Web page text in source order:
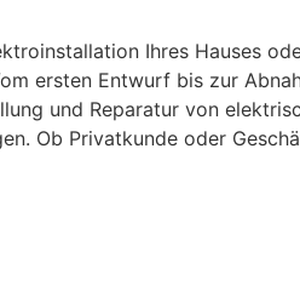
Ihres Hauses
ersten Entwurf bis zur
und Reparatur von
Ob Privatkunde oder